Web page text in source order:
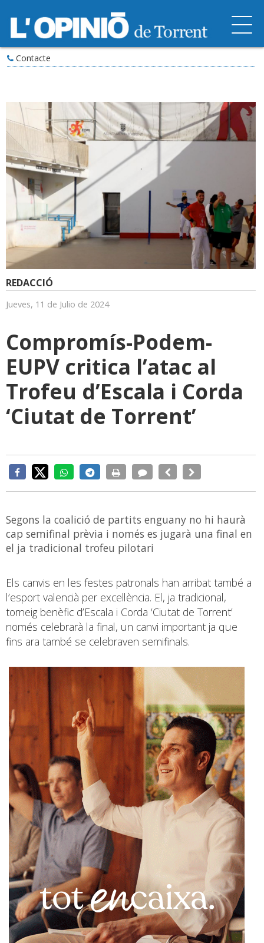
Contacte
REDACCIÓ
Jueves, 11 de Julio de 2024
Compromís-Podem-
EUPV critica l’atac al
Trofeu d’Escala i Corda
‘Ciutat de Torrent’
Segons la coalició de partits enguany no hi haurà
cap semifinal prèvia i només es jugarà una final en
el ja tradicional trofeu pilotari
Els canvis en les festes patronals han arribat també a
l’esport valencià per excel·lència. El, ja tradicional,
torneig benèfic d’Escala i Corda ‘Ciutat de Torrent’
només celebrarà la final, un canvi important ja que
fins ara també se celebraven semifinals.